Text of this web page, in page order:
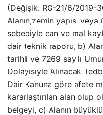
(Değişik: RG-21/6/2019-
Alanın,zemin yapısı
sebebiyle can ve mal
dair teknik raporu, b)
tarihli ve 7269 sayılı
Dolayısiyle Alınacak
Dair Kanuna göre afete
kararlaştırılan alan olup
belgeyi, c) Alanın